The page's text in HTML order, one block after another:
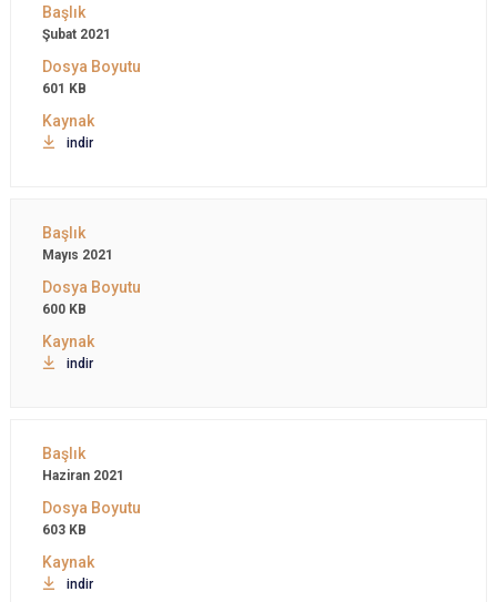
Şubat 2021
601 KB
indir
Mayıs 2021
600 KB
indir
Haziran 2021
603 KB
indir